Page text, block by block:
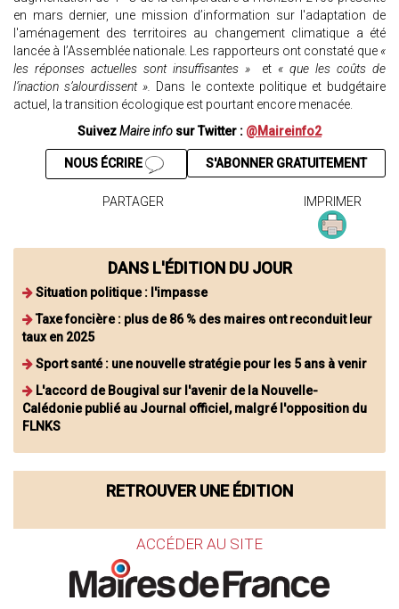
en mars dernier, une mission d’information sur l'adaptation de
l'aménagement des territoires au changement climatique a été
lancée à l’Assemblée nationale. Les rapporteurs ont constaté que «
les réponses actuelles sont insuffisantes »
et « que les coûts de
l’inaction s’alourdissent ». Dans le contexte politique et budgétaire
actuel, la transition écologique est pourtant encore menacée.
SuivezMaire info sur Twitter : @Maireinfo2
S'ABONNER GRATUITEMENT
NOUS ÉCRIRE
PARTAGER IMPRIMER
DANS L'ÉDITION DU JOUR
Situation politique : l'impasse
Taxe foncière : plus de 86 % des maires ont reconduit leur
taux en 2025
Sport santé : une nouvelle stratégie pour les 5 ans à venir
L'accord de Bougival sur l'avenir de la Nouvelle-
Calédonie publié au Journal officiel, malgré l'opposition du
FLNKS
RETROUVER UNE ÉDITION
ACCÉDER AU SITE